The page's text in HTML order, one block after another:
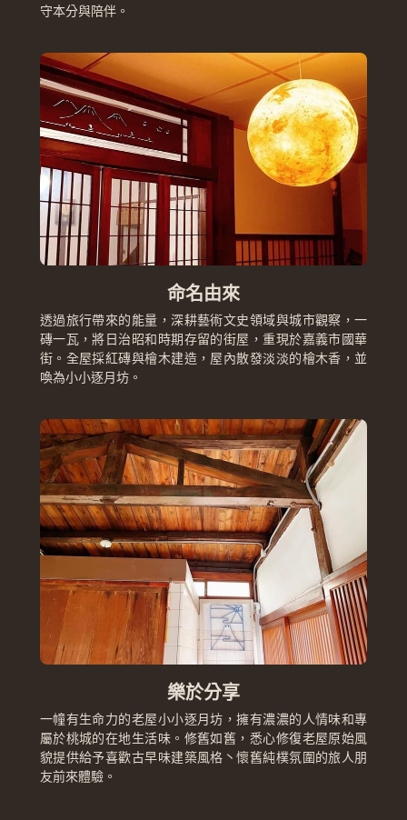
守本分與陪伴。
命名由來
透過旅行帶來的能量，深耕藝術文史領域與城市觀察，一
磚一瓦，將日治昭和時期存留的街屋，重現於嘉義市國華
街。全屋採紅磚與檜木建造，屋內散發淡淡的檜木香，並
喚為小小逐月坊。
樂於分享
一幢有生命力的老屋小小逐月坊，擁有濃濃的人情味和專
屬於桃城的在地生活味。修舊如舊，悉心修復老屋原始風
貌提供給予喜歡古早味建築風格丶懷舊純樸氛圍的旅人朋
友前來體驗。